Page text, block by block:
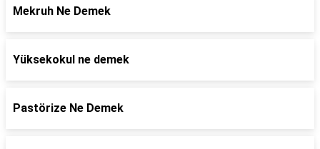
Mekruh Ne Demek
Yüksekokul ne demek
Pastörize Ne Demek